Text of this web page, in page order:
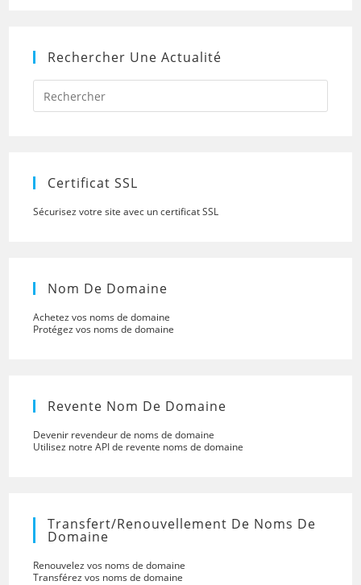
Rechercher Une Actualité
Press
to
Certificat SSL
Sécurisez votre site avec un certificat SSL
Nom De Domaine
Achetez vos noms de domaine
Protégez vos noms de domaine
Revente Nom De Domaine
Devenir revendeur de noms de domaine
Utilisez notre API de revente noms de domaine
Transfert/renouvellement De Noms De
Domaine
Renouvelez vos noms de domaine
Transférez vos noms de domaine